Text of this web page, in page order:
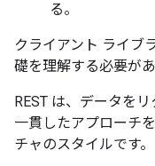
る。
クライアント ライブ
礎を理解する必要があ
REST は、データを
一貫したアプローチ
チャのスタイルです。